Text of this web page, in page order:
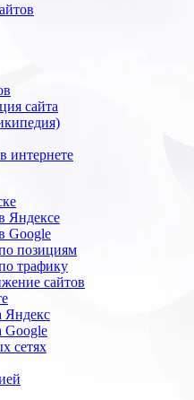
сайта
интернете
Яндексе
Google
позициям
трафику
сайтов
Яндекс
Google
сетях